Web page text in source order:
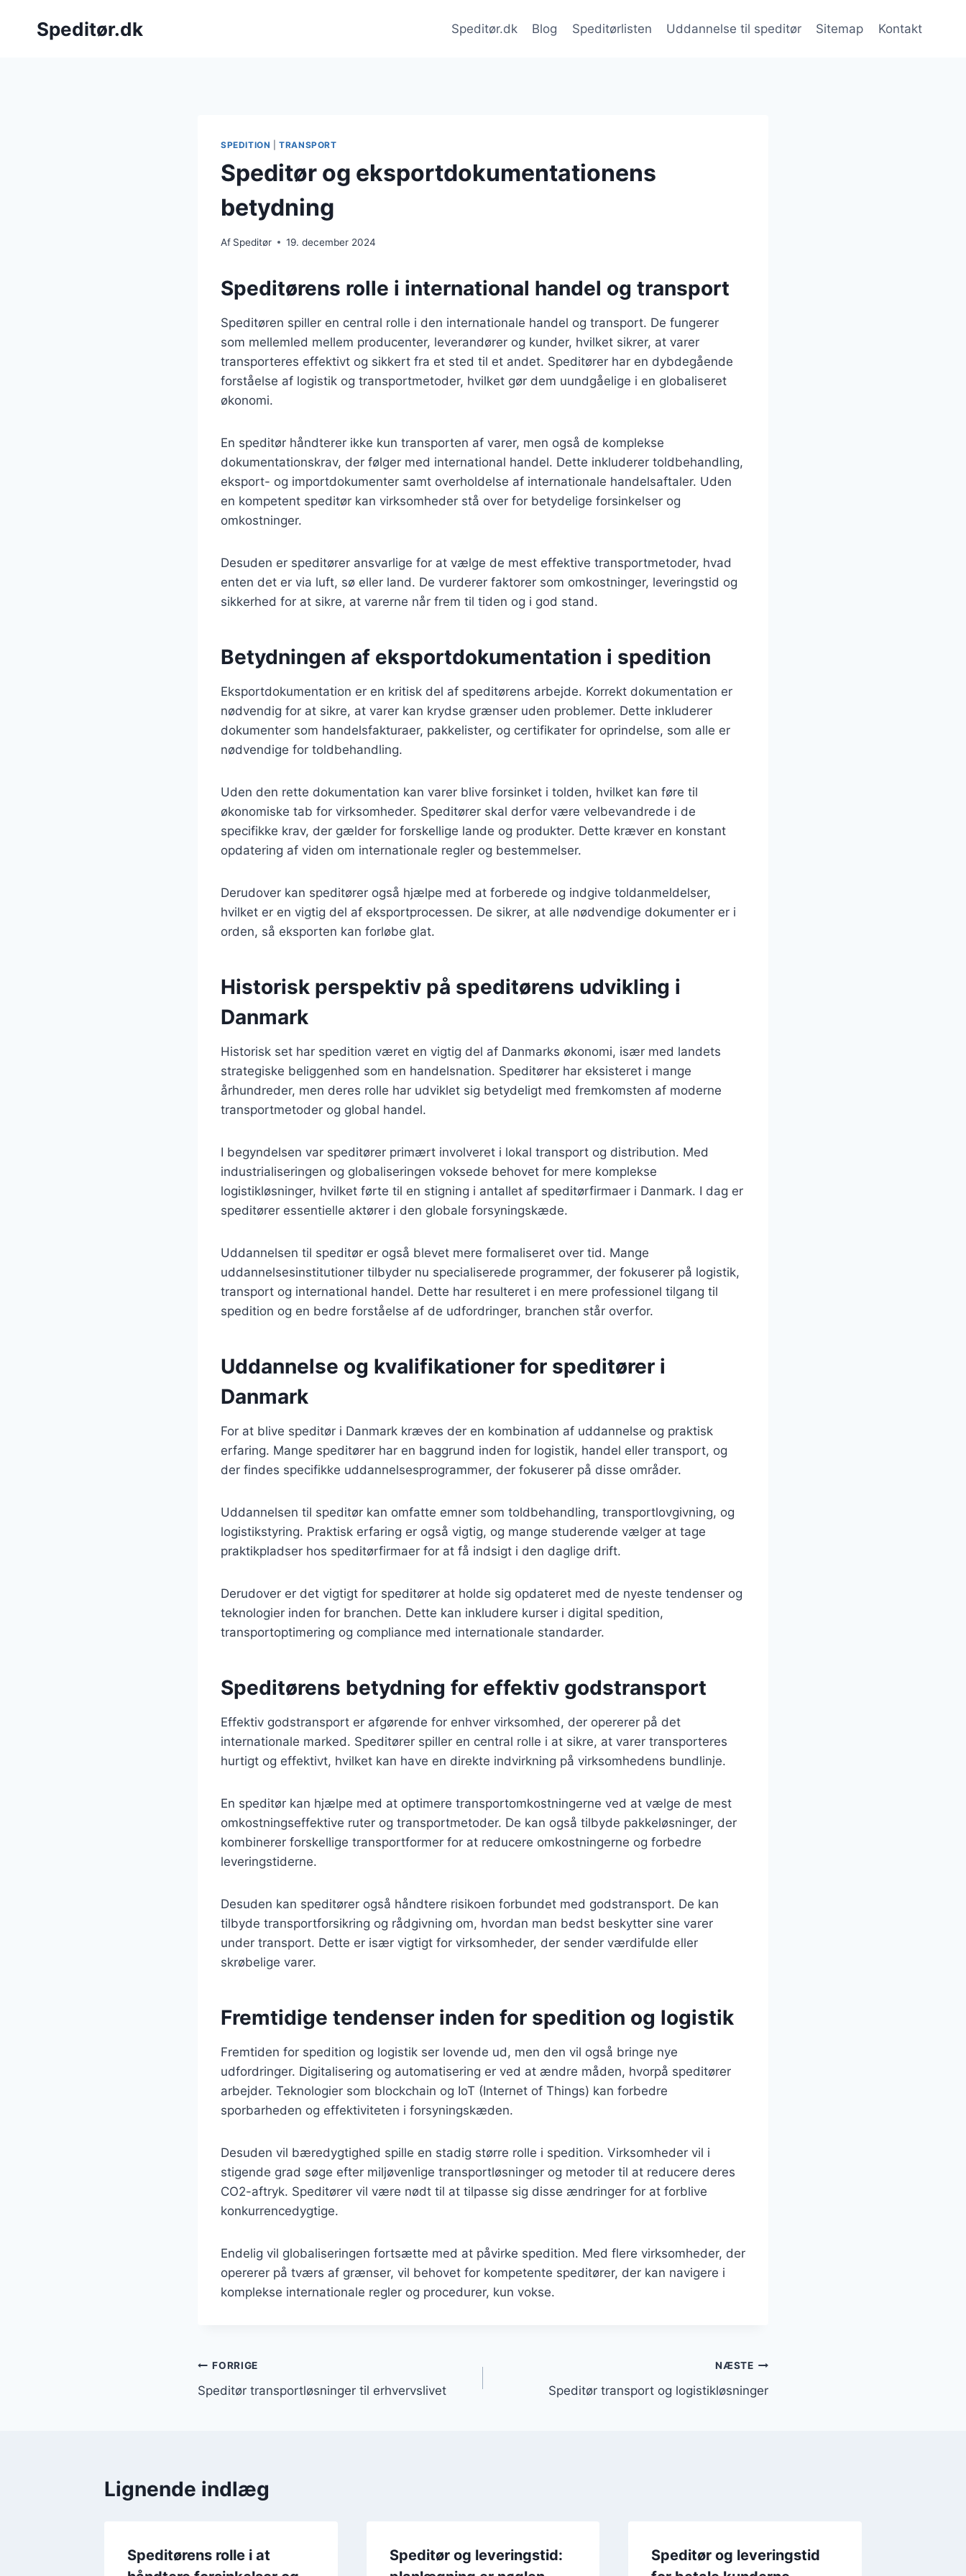
Speditør.dk Speditør.dk Blog Speditørlisten Uddannelse til speditør Sitemap Kontakt
SPEDITION |TRANSPORT
Speditør og eksportdokumentationens
betydning
Af Speditør 19. december 2024
Speditørens rolle i international handel og transport
Speditøren spiller en central rolle i den internationale handel og transport. De fungerer
som mellemled mellem producenter, leverandører og kunder, hvilket sikrer, at varer
transporteres effektivt og sikkert fra et sted til et andet. Speditører har en dybdegående
forståelse af logistik og transportmetoder, hvilket gør dem uundgåelige i en globaliseret
økonomi.
En speditør håndterer ikke kun transporten af varer, men også de komplekse
dokumentationskrav, der følger med international handel. Dette inkluderer toldbehandling,
eksport- og importdokumenter samt overholdelse af internationale handelsaftaler. Uden
en kompetent speditør kan virksomheder stå over for betydelige forsinkelser og
omkostninger.
Desuden er speditører ansvarlige for at vælge de mest effektive transportmetoder, hvad
enten det er via luft, sø eller land. De vurderer faktorer som omkostninger, leveringstid og
sikkerhed for at sikre, at varerne når frem til tiden og i god stand.
Betydningen af eksportdokumentation i spedition
Eksportdokumentation er en kritisk del af speditørens arbejde. Korrekt dokumentation er
nødvendig for at sikre, at varer kan krydse grænser uden problemer. Dette inkluderer
dokumenter som handelsfakturaer, pakkelister, og certifikater for oprindelse, som alle er
nødvendige for toldbehandling.
Uden den rette dokumentation kan varer blive forsinket i tolden, hvilket kan føre til
økonomiske tab for virksomheder. Speditører skal derfor være velbevandrede i de
specifikke krav, der gælder for forskellige lande og produkter. Dette kræver en konstant
opdatering af viden om internationale regler og bestemmelser.
Derudover kan speditører også hjælpe med at forberede og indgive toldanmeldelser,
hvilket er en vigtig del af eksportprocessen. De sikrer, at alle nødvendige dokumenter er i
orden, så eksporten kan forløbe glat.
Historisk perspektiv på speditørens udvikling i
Danmark
Historisk set har spedition været en vigtig del af Danmarks økonomi, især med landets
strategiske beliggenhed som en handelsnation. Speditører har eksisteret i mange
århundreder, men deres rolle har udviklet sig betydeligt med fremkomsten af moderne
transportmetoder og global handel.
I begyndelsen var speditører primært involveret i lokal transport og distribution. Med
industrialiseringen og globaliseringen voksede behovet for mere komplekse
logistikløsninger, hvilket førte til en stigning i antallet af speditørfirmaer i Danmark. I dag er
speditører essentielle aktører i den globale forsyningskæde.
Uddannelsen til speditør er også blevet mere formaliseret over tid. Mange
uddannelsesinstitutioner tilbyder nu specialiserede programmer, der fokuserer på logistik,
transport og international handel. Dette har resulteret i en mere professionel tilgang til
spedition og en bedre forståelse af de udfordringer, branchen står overfor.
Uddannelse og kvalifikationer for speditører i
Danmark
For at blive speditør i Danmark kræves der en kombination af uddannelse og praktisk
erfaring. Mange speditører har en baggrund inden for logistik, handel eller transport, og
der findes specifikke uddannelsesprogrammer, der fokuserer på disse områder.
Uddannelsen til speditør kan omfatte emner som toldbehandling, transportlovgivning, og
logistikstyring. Praktisk erfaring er også vigtig, og mange studerende vælger at tage
praktikpladser hos speditørfirmaer for at få indsigt i den daglige drift.
Derudover er det vigtigt for speditører at holde sig opdateret med de nyeste tendenser og
teknologier inden for branchen. Dette kan inkludere kurser i digital spedition,
transportoptimering og compliance med internationale standarder.
Speditørens betydning for effektiv godstransport
Effektiv godstransport er afgørende for enhver virksomhed, der opererer på det
internationale marked. Speditører spiller en central rolle i at sikre, at varer transporteres
hurtigt og effektivt, hvilket kan have en direkte indvirkning på virksomhedens bundlinje.
En speditør kan hjælpe med at optimere transportomkostningerne ved at vælge de mest
omkostningseffektive ruter og transportmetoder. De kan også tilbyde pakkeløsninger, der
kombinerer forskellige transportformer for at reducere omkostningerne og forbedre
leveringstiderne.
Desuden kan speditører også håndtere risikoen forbundet med godstransport. De kan
tilbyde transportforsikring og rådgivning om, hvordan man bedst beskytter sine varer
under transport. Dette er især vigtigt for virksomheder, der sender værdifulde eller
skrøbelige varer.
Fremtidige tendenser inden for spedition og logistik
Fremtiden for spedition og logistik ser lovende ud, men den vil også bringe nye
udfordringer. Digitalisering og automatisering er ved at ændre måden, hvorpå speditører
arbejder. Teknologier som blockchain og IoT (Internet of Things) kan forbedre
sporbarheden og effektiviteten i forsyningskæden.
Desuden vil bæredygtighed spille en stadig større rolle i spedition. Virksomheder vil i
stigende grad søge efter miljøvenlige transportløsninger og metoder til at reducere deres
CO2-aftryk. Speditører vil være nødt til at tilpasse sig disse ændringer for at forblive
konkurrencedygtige.
Endelig vil globaliseringen fortsætte med at påvirke spedition. Med flere virksomheder, der
opererer på tværs af grænser, vil behovet for kompetente speditører, der kan navigere i
komplekse internationale regler og procedurer, kun vokse.
Indlægsnavigation
FORRIGE
Speditør transportløsninger til erhvervslivet
NÆSTE
Speditør transport og logistikløsninger
Lignende indlæg
Speditørens rolle i at
Speditør og leveringstid:
Speditør og leveringstid